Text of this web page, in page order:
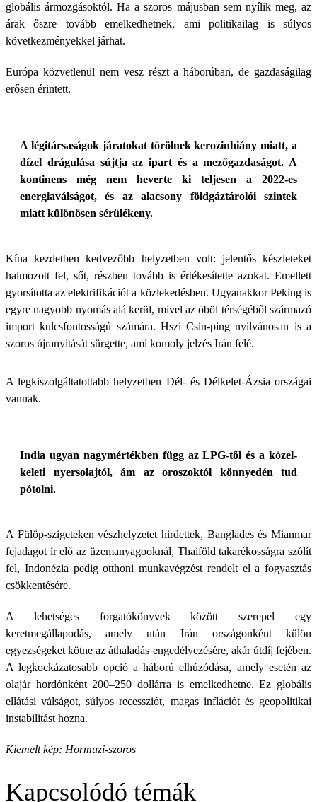
globális ármozgásoktól. Ha a szoros májusban sem nyílik meg, az
árak őszre tovább emelkedhetnek, ami politikailag is súlyos
következményekkel járhat.
Európa közvetlenül nem vesz részt a háborúban, de gazdaságilag
erősen érintett.
A légitársaságok járatokat törölnek kerozinhiány miatt, a
dízel drágulása sújtja az ipart és a mezőgazdaságot. A
kontinens még nem heverte ki teljesen a 2022-es
energiaválságot, és az alacsony földgáztárolói szintek
miatt különösen sérülékeny.
Kína kezdetben kedvezőbb helyzetben volt: jelentős készleteket
halmozott fel, sőt, részben tovább is értékesítette azokat. Emellett
gyorsította az elektrifikációt a közlekedésben. Ugyanakkor Peking is
egyre nagyobb nyomás alá kerül, mivel az öböl térségéből származó
import kulcsfontosságú számára. Hszi Csin-ping nyilvánosan is a
szoros újranyitását sürgette, ami komoly jelzés Irán felé.
A legkiszolgáltatottabb helyzetben Dél- és Délkelet-Ázsia országai
vannak.
India ugyan nagymértékben függ az LPG-től és a közel-
keleti nyersolajtól, ám az oroszoktól könnyedén tud
pótolni.
A Fülöp-szigeteken vészhelyzetet hirdettek, Banglades és Mianmar
fejadagot ír elő az üzemanyagooknál, Thaiföld takarékosságra szólít
fel, Indonézia pedig otthoni munkavégzést rendelt el a fogyasztás
csökkentésére.
A lehetséges forgatókönyvek között szerepel egy
keretmegállapodás, amely után Irán országonként külön
egyezségeket kötne az áthaladás engedélyezésére, akár útdíj fejében.
A legkockázatosabb opció a háború elhúzódása, amely esetén az
olajár hordónként 200–250 dollárra is emelkedhetne. Ez globális
ellátási válságot, súlyos recessziót, magas inflációt és geopolitikai
instabilitást hozna.
Kiemelt kép: Hormuzi-szoros
Kapcsolódó témák